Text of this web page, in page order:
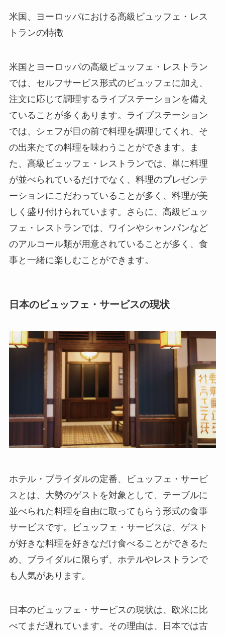
米国、ヨーロッパにおける高級ビュッフェ・レス
トランの特徴
米国とヨーロッパの高級ビュッフェ・レストラン
では、セルフサービス形式のビュッフェに加え、
注文に応じて調理するライブステーションを備え
ていることが多くあります。ライブステーション
では、シェフが目の前で料理を調理してくれ、そ
の出来たての料理を味わうことができます。ま
た、高級ビュッフェ・レストランでは、単に料理
が並べられているだけでなく、料理のプレゼンテ
ーションにこだわっていることが多く、料理が美
しく盛り付けられています。さらに、高級ビュッ
フェ・レストランでは、ワインやシャンパンなど
のアルコール類が用意されていることが多く、食
事と一緒に楽しむことができます。
日本のビュッフェ・サービスの現状
ホテル・ブライダルの定番、ビュッフェ・サービ
ス とは、大勢のゲストを対象として、テーブルに
並べられた料理を自由に取ってもらう形式の食事
サービスです。ビュッフェ・サービスは、ゲスト
が好きな料理を好きなだけ食べることができるた
め、ブライダルに限らず、ホテルやレストランで
も人気があります。
日本のビュッフェ・サービスの現状は、欧米に比
べてまだ遅れています。その理由は、日本では古